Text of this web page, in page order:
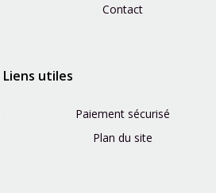
Contact
Liens utiles
Paiement sécurisé
Plan du site